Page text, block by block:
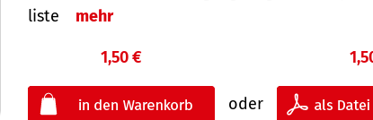
liste
mehr
1,50 €
oder